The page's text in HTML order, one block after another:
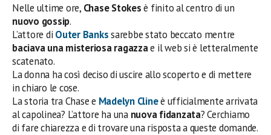
Nelle ultime ore, Chase Stokesè finito al centro di un
nuovo gossip.
L’attore di Outer Bankssarebbe stato beccato mentre
baciava una misteriosa ragazzae il web si è letteralmente
scatenato.
La donna ha così deciso di uscire allo scoperto e di mettere
in chiaro le cose.
La storia tra Chase e Madelyn Clineè ufficialmente arrivata
al capolinea? L’attore ha una nuova fidanzata? Cerchiamo
di fare chiarezza e di trovare una risposta a queste domande.